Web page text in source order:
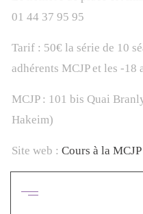
01 44 37 95 95
Tarif : 50€ la série de 10
adhérents MCJP et les -18
MCJP : 101 bis Quai
Hakeim)
Site web : Cours à la